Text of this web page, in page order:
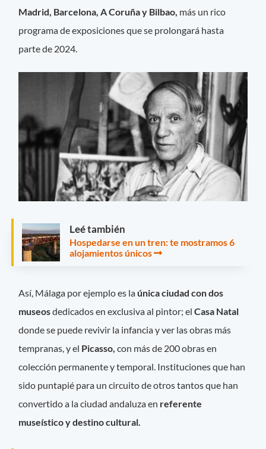
Madrid, Barcelona, A Coruña y Bilbao, más un rico
programa de exposiciones que se prolongará hasta
parte de 2024.
Leé también
Hospedarse en un tren: te mostramos 6
alojamientos únicos
Así, Málaga por ejemplo es la única ciudad con dos
museosdedicados en exclusiva al pintor; elCasa Natal
donde se puede revivir la infancia y ver las obras más
tempranas, y el Picasso,con más de 200 obras en
colección permanente y temporal. Instituciones que han
sido puntapié para un circuito de otros tantos que han
convertido a la ciudad andaluza en referente
museístico y destino cultural.